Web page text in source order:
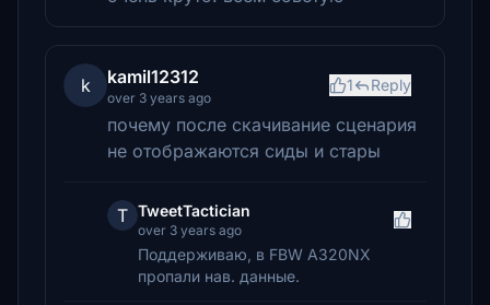
k kamil12312
over 3 years ago
1 Reply
почему после скачивание сценария
не отображаются сиды и стары
T TweetTactician
over 3 years ago
Поддерживаю, в FBW A320NX
пропали нав. данные.